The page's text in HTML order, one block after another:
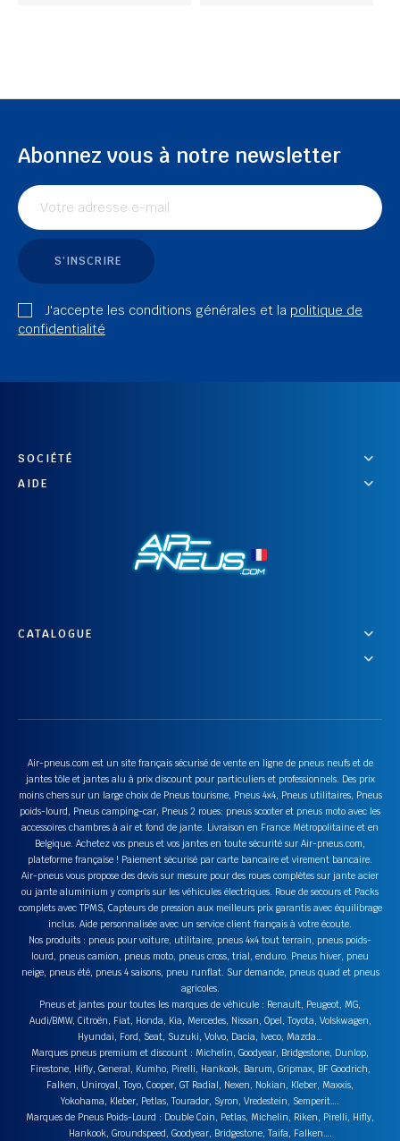
Abonnez vous à notre newsletter
S'INSCRIRE
J'accepte les conditions générales et la politique de
confidentialité
SOCIÉTÉ
AIDE
CATALOGUE
Air-pneus.com est un site français sécurisé de vente en ligne de pneus neufs et de
jantes tôle et jantes alu à prix discount pour particuliers et professionnels. Des prix
moins chers sur un large choix de Pneus tourisme, Pneus 4x4, Pneus utilitaires, Pneus
poids-lourd, Pneus camping-car, Pneus 2 roues: pneus scooter et pneus moto avec les
accessoires chambres à air et fond de jante. Livraison en France Métropolitaine et en
Belgique. Achetez vos pneus et vos jantes en toute sécurité sur Air-pneus.com,
plateforme française ! Paiement sécurisé par carte bancaire et virement bancaire.
Air-pneus vous propose des devis sur mesure pour des roues complètes sur jante acier
ou jante aluminium y compris sur les véhicules électriques. Roue de secours et Packs
complets avec TPMS, Capteurs de pression aux meilleurs prix garantis avec équilibrage
inclus. Aide personnalisée avec un service client français à votre écoute.
Nos produits : pneus pour voiture, utilitaire, pneus 4x4 tout terrain, pneus poids-
lourd, pneus camion, pneus moto, pneus cross, trial, enduro. Pneus hiver, pneu
neige, pneus été, pneus 4 saisons, pneu runflat. Sur demande, pneus quad et pneus
agricoles.
Pneus et jantes pour toutes les marques de véhicule : Renault, Peugeot, MG,
Audi/BMW, Citroën, Fiat, Honda, Kia, Mercedes, Nissan, Opel, Toyota, Volskwagen,
Hyundai, Ford, Seat, Suzuki, Volvo, Dacia, Iveco, Mazda…
Marques pneus premium et discount : Michelin, Goodyear, Bridgestone, Dunlop,
Firestone, Hifly, General, Kumho, Pirelli, Hankook, Barum, Gripmax, BF Goodrich,
Falken, Uniroyal, Toyo, Cooper, GT Radial, Nexen, Nokian, Kleber, Maxxis,
Yokohama, Kleber, Petlas, Tourador, Syron, Vredestein, Semperit….
Marques de Pneus Poids-Lourd : Double Coin, Petlas, Michelin, Riken, Pirelli, Hifly,
Hankook, Groundspeed, Goodyear, Bridgestone, Taifa, Falken….